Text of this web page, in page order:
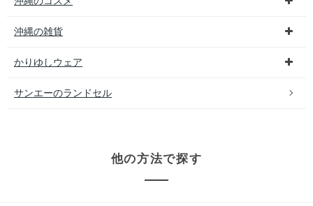
沖縄の雑貨
かりゆしウェア
サンエーのランドセル
他の方法で探す